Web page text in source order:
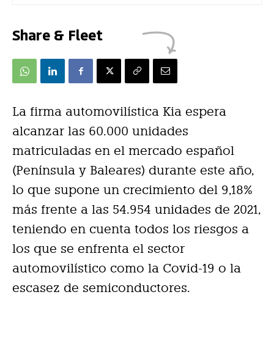
Share & Fleet
La firma automovilística Kia espera
alcanzar las 60.000 unidades
matriculadas en el mercado español
(Península y Baleares) durante este año,
lo que supone un crecimiento del 9,18%
más frente a las 54.954 unidades de 2021,
teniendo en cuenta todos los riesgos a
los que se enfrenta el sector
automovilístico como la Covid-19 o la
escasez de semiconductores.